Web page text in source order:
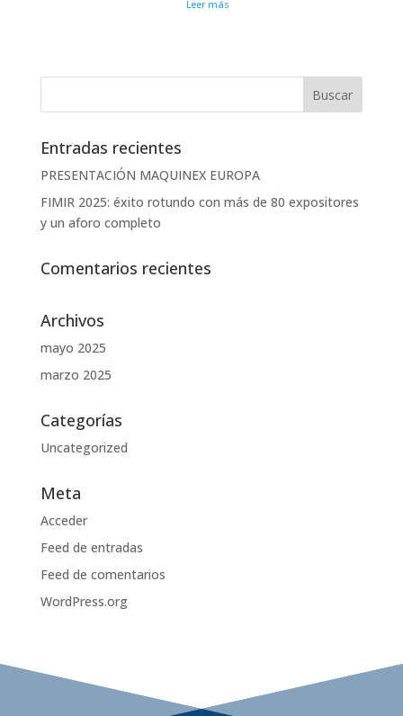
Leer más
Entradas recientes
PRESENTACIÓN MAQUINEX EUROPA
FIMIR 2025: éxito rotundo con más de 80 expositores
y un aforo completo
Comentarios recientes
Archivos
mayo 2025
marzo 2025
Categorías
Uncategorized
Meta
Acceder
Feed de entradas
Feed de comentarios
WordPress.org